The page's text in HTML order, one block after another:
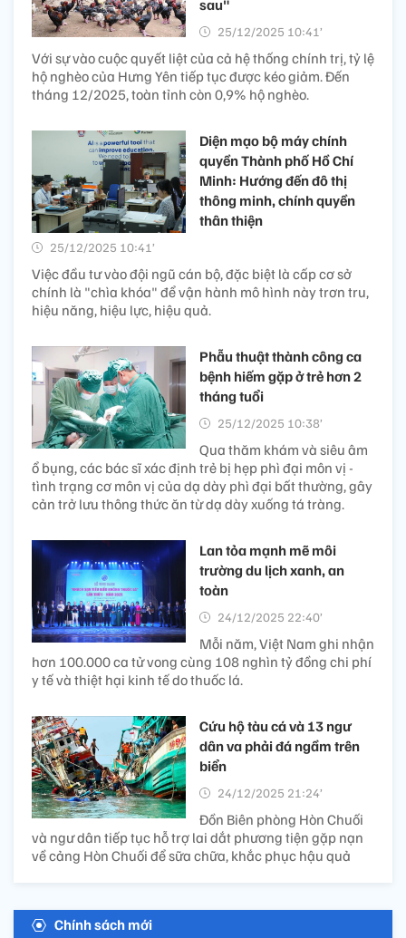
sau"
25/12/2025 10:41’
Với sự vào cuộc quyết liệt của cả hệ thống chính trị, tỷ lệ
hộ nghèo của Hưng Yên tiếp tục được kéo giảm. Đến
tháng 12/2025, toàn tỉnh còn 0,9% hộ nghèo.
Diện mạo bộ máy chính
quyền Thành phố Hồ Chí
Minh: Hướng đến đô thị
thông minh, chính quyền
thân thiện
25/12/2025 10:41’
Việc đầu tư vào đội ngũ cán bộ, đặc biệt là cấp cơ sở
chính là "chìa khóa" để vận hành mô hình này trơn tru,
hiệu năng, hiệu lực, hiệu quả.
Phẫu thuật thành công ca
bệnh hiếm gặp ở trẻ hơn 2
tháng tuổi
25/12/2025 10:38’
Qua thăm khám và siêu âm
ổ bụng, các bác sĩ xác định trẻ bị hẹp phì đại môn vị -
tình trạng cơ môn vị của dạ dày phì đại bất thường, gây
cản trở lưu thông thức ăn từ dạ dày xuống tá tràng.
Lan tỏa mạnh mẽ môi
trường du lịch xanh, an
toàn
24/12/2025 22:40’
Mỗi năm, Việt Nam ghi nhận
hơn 100.000 ca tử vong cùng 108 nghìn tỷ đồng chi phí
y tế và thiệt hại kinh tế do thuốc lá.
Cứu hộ tàu cá và 13 ngư
dân va phải đá ngầm trên
biển
24/12/2025 21:24’
Đồn Biên phòng Hòn Chuối
và ngư dân tiếp tục hỗ trợ lai dắt phương tiện gặp nạn
về cảng Hòn Chuối để sữa chữa, khắc phục hậu quả
Chính sách mới